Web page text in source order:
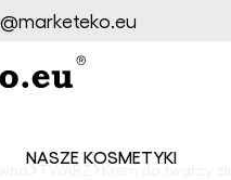
NASZE KOSMETYKI
TWARZ Krem do twarzy